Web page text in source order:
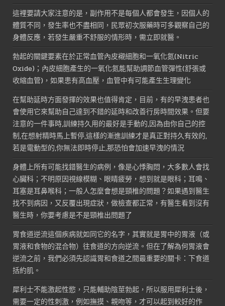
這裡要請大家注意的是，副作用不是每個人都會發生，因個人的
體質不同，發生率也不盡相同，民眾初次服藥時可多觀察自己的
身體反應，若發生嚴重不舒服的情形時，需立即就醫。
勃起的關鍵要素在於正常血管內皮襯細胞和一氧化氮(Nitric
Oxide)；內皮細胞產生的一氧化氮能幫助調節血管彈性(舒張或
收縮血管)，如果患有高血壓，血管中有可能產生生理變化
在幫助延時方面發揮的效果也值得肯定，目前，有的早洩患者也
會使用它來幫助自己達到不錯的延時和改善行房時間效果。但要
注意的一件事時,訓練持久用的最好是手動的,因為由你自己的控
制,在想射精時馬上暫停,這樣的漸進訓練才是真正對持久有效的,
若是電動型的,你無法即時停止,那恐怕會加速早洩的情況
身體上所有可能找錯醫生的病例，像是心悸胸悶，大多數人會找
心臟科；不明原因視線模糊、眼睛疲勞，想到就是眼科；耳鳴、
耳塞是耳鼻喉科；一般人怎麼會想是頸椎的問題？如果遇到醫生
找不到病因，又反覆出現症狀，做檢查都正常，有醫生看到沒有
醫生時，你要考慮是不是頸椎出問題了
胃食道逆流這個疾病就如同它的名字，其實就是胃中的胃液（或
胃液和食物的混合物）往食道的方向逆流。但在了解為何胃液會
逆流之前，我們必須先認識胃和食道之間最重要的關卡：下食道
括約肌。
犀利士不能激起性慾，只能輔助陰莖勃起，所以服用犀利士後，
需要一定的性刺激，例如撫摸、親吻等，才可以起到較好的作